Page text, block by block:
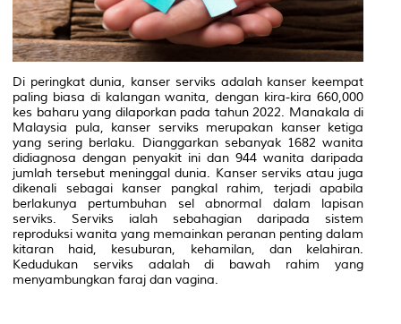
Di peringkat dunia, kanser serviks adalah kanser keempat
paling biasa di kalangan wanita, dengan kira-kira 660,000
kes baharu yang dilaporkan pada tahun 2022. Manakala di
Malaysia pula, kanser serviks merupakan kanser ketiga
yang sering berlaku. Dianggarkan sebanyak 1682 wanita
didiagnosa dengan penyakit ini dan 944 wanita daripada
jumlah tersebut meninggal dunia. Kanser serviks atau juga
dikenali sebagai kanser pangkal rahim, terjadi apabila
berlakunya pertumbuhan sel abnormal dalam lapisan
serviks. Serviks ialah sebahagian daripada sistem
reproduksi wanita yang memainkan peranan penting dalam
kitaran haid, kesuburan, kehamilan, dan kelahiran.
Kedudukan serviks adalah di bawah rahim yang
menyambungkan faraj dan vagina.